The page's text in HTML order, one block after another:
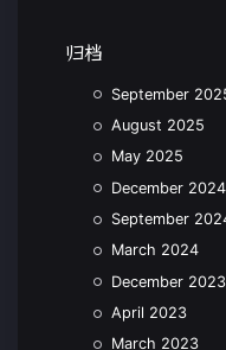
归档
September
August 2025
May 2025
December 2024
September
March 2024
December 2023
April 2023
March 2023